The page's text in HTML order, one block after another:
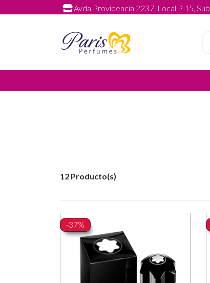
Avda Providencia 2237, Local P 15,
12 Producto(s)
-37%